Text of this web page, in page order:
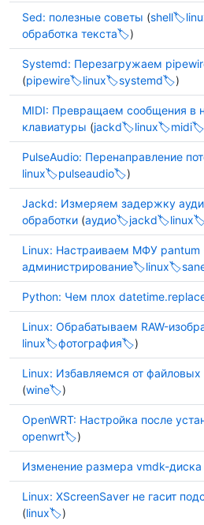
Sed: полезные советы (shell
обработка текста
)
Systemd: Перезагружаем
(pipewire linux systemd )
MIDI: Превращаем сообщения в
клавиатуры (jackd linux midi
PulseAudio: Перенаправление
linux
pulseaudio )
Jackd: Измеряем задержку
обработки (аудио jackd linux
Linux: Настраиваем МФУ pantum
администрирование
linux
Python: Чем плох
Linux: Обрабатываем RAW-
linux
фотография )
Linux: Избавляемся от файловых
(wine )
OpenWRT: Настройка после
openwrt
)
Изменение размера vmdk-диска
Linux: XScreenSaver не гасит
(linux )